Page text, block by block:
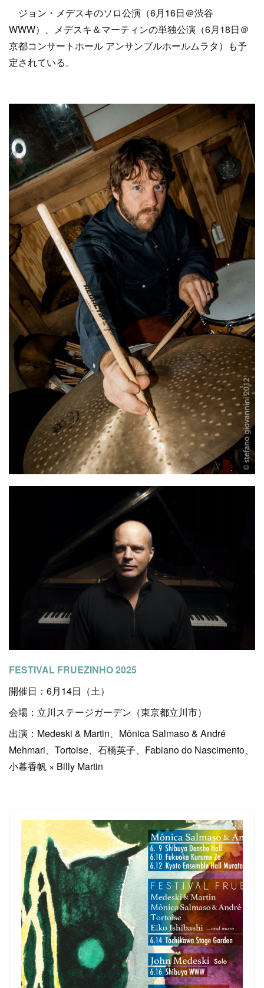
ジョン・メデスキのソロ公演（6月16日＠渋谷
WWW）、メデスキ＆マーティンの単独公演（6月18日＠
京都コンサートホール アンサンブルホールムラタ）も予
定されている。
FESTIVAL FRUEZINHO 2025
開催日：6月14日（土）
会場：立川ステージガーデン（東京都立川市）
出演：Medeski & Martin、Mônica Salmaso & André
Mehmari、Tortoise、石橋英子、Fabiano do Nascimento、
小暮香帆 × Billy Martin